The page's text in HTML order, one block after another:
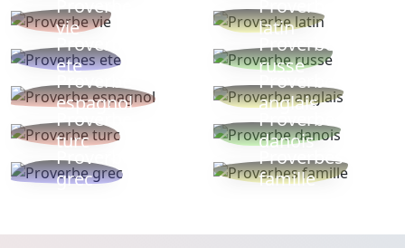
Proverbe
vie
Proverbe
latin
Proverbes
ete
Proverbe
russe
Proverbe
espagnol
Proverbe
anglais
Proverbe
turc
Proverbe
danois
Proverbe
grec
Proverbes
famille